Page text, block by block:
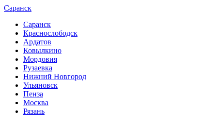
Саранск
Саранск
Краснослободск
Ардатов
Ковылкино
Мордовия
Рузаевка
Нижний Новгород
Ульяновск
Пенза
Москва
Рязань